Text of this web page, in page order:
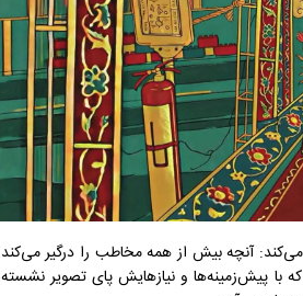
آنچه بیش از همه مخاطب را درگیر می‌کند
با پیش‌زمینه‌ها و نیازهایش پای تصویر نشسته